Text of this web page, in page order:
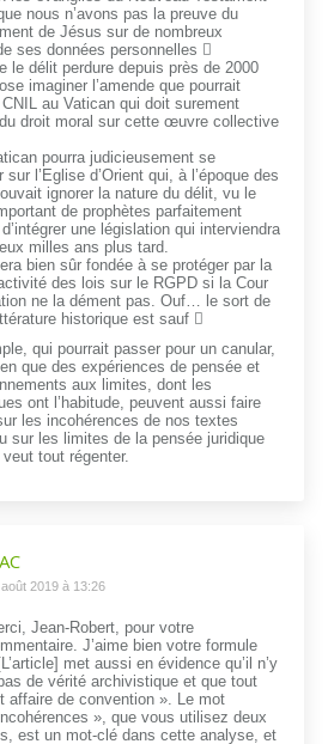
nous n’avons pas la preuve du
de Jésus sur de nombreux
ses données personnelles 
le délit perdure depuis près de 2000
imaginer l’amende que pourrait
au Vatican qui doit surement
droit moral sur cette œuvre collective
pourra judicieusement se
sur l’Eglise d’Orient qui, à l’époque des
ignorer la nature du délit, vu le
de prophètes parfaitement
une législation qui interviendra
milles ans plus tard.
bien sûr fondée à se protéger par la
des lois sur le RGPD si la Cour
ne la dément pas. Ouf… le sort de
historique est sauf 
qui pourrait passer pour un canular,
que des expériences de pensée et
aux limites, dont les
ont l’habitude, peuvent aussi faire
les incohérences de nos textes
sur les limites de la pensée juridique
tout régenter.
août 2019 à 13:26
Jean-Robert, pour votre
J’aime bien votre formule
met aussi en évidence qu’il n’y
de vérité archivistique et que tout
affaire de convention ». Le mot
», que vous utilisez deux
est un mot-clé dans cette analyse, et